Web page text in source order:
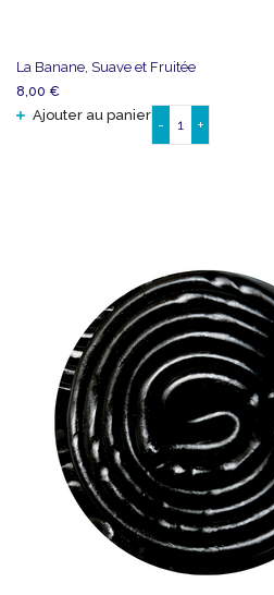
La Banane, Suave et Fruitée
8,00 €
Ajouter au panier
-
quantité
Fruitée
+